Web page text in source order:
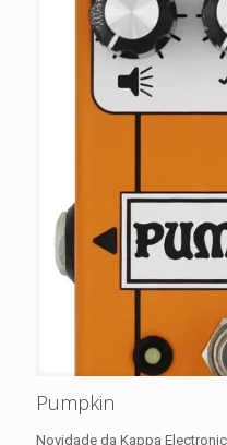
Pumpkin
Novidade da Kappa